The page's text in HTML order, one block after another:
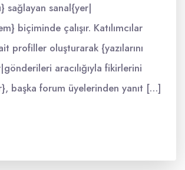
sağlayan sanal{yer|
biçiminde çalışır. Katılımcılar
profiller oluşturarak {yazılarını
aracılığıyla fikirlerini
başka forum üyelerinden yanıt […]